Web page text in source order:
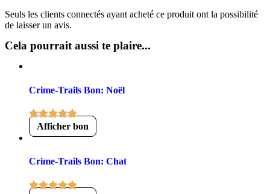
Seuls les clients connectés ayant acheté ce produit ont la possibilité
de laisser un avis.
Cela pourrait aussi te plaire...
Crime-Trails Bon: Noël
Afficher bon
Crime-Trails Bon: Chat